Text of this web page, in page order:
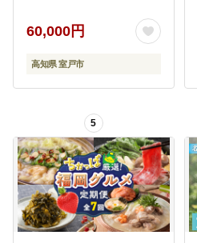
60,000円
高知県 室戸市
5